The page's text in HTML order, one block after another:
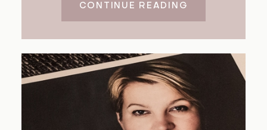
CONTINUE READING